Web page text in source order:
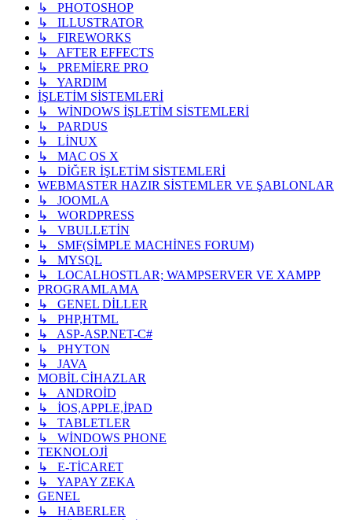
↳ PHOTOSHOP
↳ ILLUSTRATOR
↳ FIREWORKS
↳ AFTER EFFECTS
↳ PREMİERE PRO
↳ YARDIM
İŞLETİM SİSTEMLERİ
↳ WİNDOWS İŞLETİM SİSTEMLERİ
↳ PARDUS
↳ LİNUX
↳ MAC OS X
↳ DİĞER İŞLETİM SİSTEMLERİ
WEBMASTER HAZIR SİSTEMLER VE ŞABLONLAR
↳ JOOMLA
↳ WORDPRESS
↳ VBULLETİN
↳ SMF(SİMPLE MACHİNES FORUM)
↳ MYSQL
↳ LOCALHOSTLAR; WAMPSERVER VE XAMPP
PROGRAMLAMA
↳ GENEL DİLLER
↳ PHP,HTML
↳ ASP-ASP.NET-C#
↳ PHYTON
↳ JAVA
MOBİL CİHAZLAR
↳ ANDROİD
↳ İOS,APPLE,İPAD
↳ TABLETLER
↳ WİNDOWS PHONE
TEKNOLOJİ
↳ E-TİCARET
↳ YAPAY ZEKA
GENEL
↳ HABERLER